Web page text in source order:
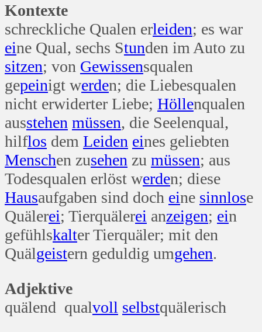
Kontexte
schreckliche Qualen erleiden; es war
eine Qual, sechs Stunden im Auto zu
sitzen; von Gewissensqualen
gepeinigt werden; die Liebesqualen
nicht erwiderter Liebe; Höllenqualen
ausstehen müssen, die Seelenqual,
hilflos dem Leiden eines geliebten
Menschen zusehen zu müssen; aus
Todesqualen erlöst werden; diese
Hausaufgaben sind doch eine sinnlose
Quälerei; Tierquälerei anzeigen; ein
gefühlskalter Tierquäler; mit den
Quälgeistern geduldig umgehen.
Adjektive
quälend qualvoll selbstquälerisch